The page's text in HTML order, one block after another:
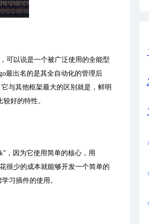
可以说是一个被广泛使用的全能型
最出名的是其全自动化的管理后
与其他框架最大的区别就是，鲜明
好的特性。
”，因为它使用简单的核心，用
很少的成本就能够开发一个简单的
习插件的使用。